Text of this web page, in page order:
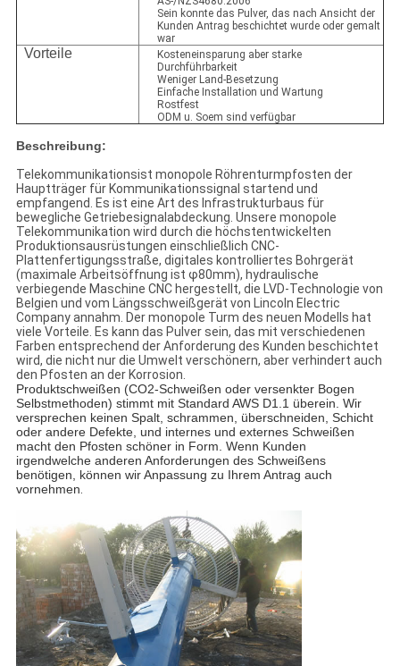
Sein konnte das Pulver, das nach Ansicht der
Kunden Antrag beschichtet wurde oder gemalt
war
Vorteile
Kosteneinsparung aber starke
Durchführbarkeit
Weniger Land-Besetzung
Einfache Installation und Wartung
Rostfest
ODM u. Soem sind verfügbar
Beschreibung:
Telekommunikationsist monopole Röhrenturmpfosten der
Hauptträger für Kommunikationssignal startend und
empfangend. Es ist eine Art des Infrastrukturbaus für
bewegliche Getriebesignalabdeckung. Unsere monopole
Telekommunikation wird durch die höchstentwickelten
Produktionsausrüstungen einschließlich CNC-
Plattenfertigungsstraße, digitales kontrolliertes Bohrgerät
(maximale Arbeitsöffnung ist φ80mm), hydraulische
verbiegende Maschine CNC hergestellt, die LVD-Technologie von
Belgien und vom Längsschweißgerät von Lincoln Electric
Company annahm. Der monopole Turm des neuen Modells hat
viele Vorteile. Es kann das Pulver sein, das mit verschiedenen
Farben entsprechend der Anforderung des Kunden beschichtet
wird, die nicht nur die Umwelt verschönern, aber verhindert auch
den Pfosten an der Korrosion.
Produktschweißen (CO2-Schweißen oder versenkter Bogen
Selbstmethoden) stimmt mit Standard AWS D1.1 überein. Wir
versprechen keinen Spalt, schrammen, überschneiden, Schicht
oder andere Defekte, und internes und externes Schweißen
macht den Pfosten schöner in Form. Wenn Kunden
irgendwelche anderen Anforderungen des Schweißens
benötigen, können wir Anpassung zu Ihrem Antrag auch
vornehmen.